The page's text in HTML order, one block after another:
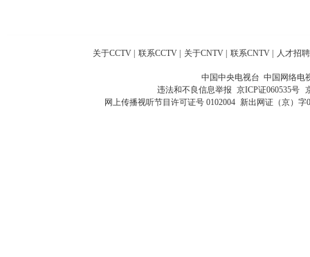
关于CCTV 联系CCTV 关于CNTV 联系CNTV 人才招聘
中国中央电视台 中国网络电
违法和不良信息举报 京ICP证060535号
网上传播视听节目许可证号 0102004 新出网证（京）